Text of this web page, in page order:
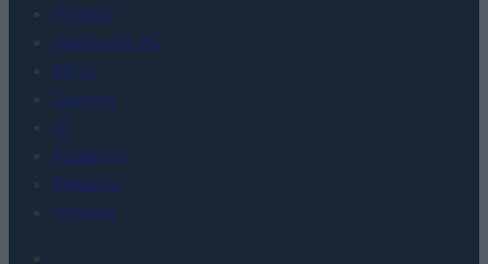
FinTech
Hardware PC
Moto
Gaming
AI
Redakcja
Reklama
Kontakt